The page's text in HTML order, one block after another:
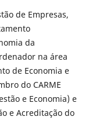
de Empresas,
da
na área
de Economia e
do CARME
e Economia) e
e Acreditação do